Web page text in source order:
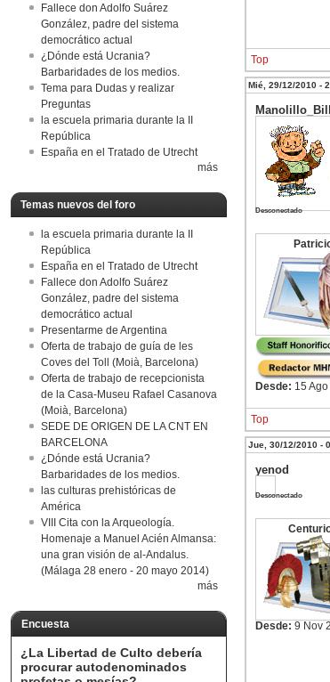
Fallece don Adolfo Suárez
González, padre del sistema
democrático actual
¿Dónde está Ucrania?
Barbaridades de los medios.
Tema para Dudas y realizar
Preguntas
la escuela primaria durante la II
República
España en el Tratado de Utrecht
más
Temas nuevos del foro
la escuela primaria durante la II
República
España en el Tratado de Utrecht
Fallece don Adolfo Suárez
González, padre del sistema
democrático actual
Presentarme de Argentina
Oferta de trabajo de guía de les
Coves del Toll (Moià, Barcelona)
Oferta de trabajo de recepcionista
de la Casa-Museu Rafael Casanova
(Moià, Barcelona)
SEDE DE ORIGEN DE LA CNT EN
BARCELONA
¿Dónde está Ucrania?
Barbaridades de los medios.
las culturas prehistóricas de
América
VIII Cita con la Arqueología.
Homenaje a Manuel Acién Almansa:
una gran visión de al-Andalus.
(Málaga 28 enero - 20 mayo 2014)
más
Encuesta
¿La Libertad de Culto debería
procurar autodenominados
Top
Mié, 29/12/2010 -
Desconectado
Desde: 15
Top
Jue, 30/12/2010 -
yenod
Desconectado
Desde: 9 Nov